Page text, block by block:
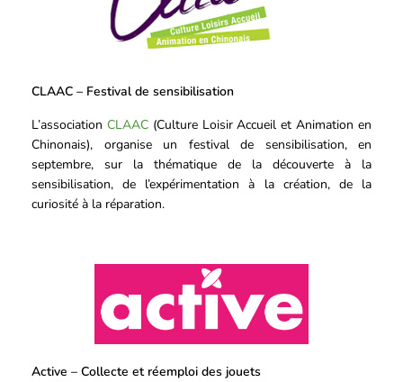
CLAAC – Festival de sensibilisation
L’association CLAAC(Culture Loisir Accueil et Animation en
Chinonais), organise un festival de sensibilisation, en
septembre, sur la thématique de la découverte à la
sensibilisation, de l’expérimentation à la création, de la
curiosité à la réparation.
Active – Collecte et réemploi des jouets